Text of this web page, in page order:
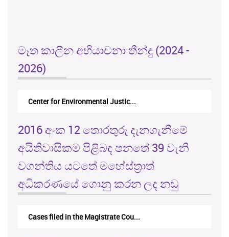
මෑත කාලීන අභියාචනා තීන්දු (2024 -
2026)
Center for Environmental Justic...
2016 අංක 12 තොරතුරු දැනගැනීමේ
අයිතිවාසිකම පිළිබඳ පනතේ 39 වැනි
වගන්තිය යටතේ මහේස්ත්‍රාත්
අධිකරණයේ ගොනු කරන ලද නඩු
Cases filed in the Magistrate Cou...